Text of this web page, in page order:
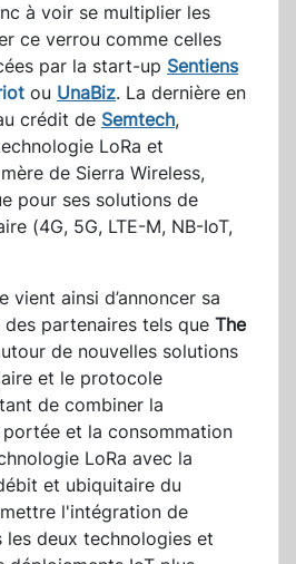
à voir se multiplier les
ce verrou comme celles
par la start-up Sentiens
ou UnaBiz. La dernière en
crédit de Semtech,
LoRa et
de Sierra Wireless,
pour ses solutions de
(4G, 5G, LTE-M, NB-IoT,
vient ainsi d’annoncer sa
partenaires tels que The
de nouvelles solutions
et le protocole
de combiner la
et la consommation
LoRa avec la
et ubiquitaire du
l'intégration de
les deux technologies et